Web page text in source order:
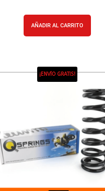
AÑADIR AL CARRITO
¡ENVÍO GRATIS!